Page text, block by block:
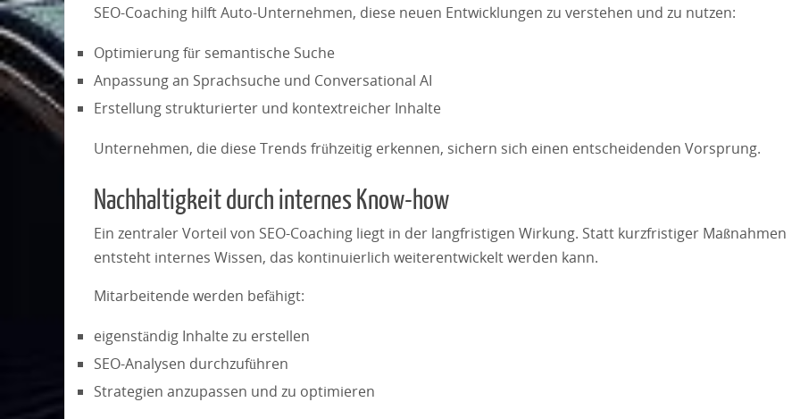
SEO-Coaching hilft Auto-Unternehmen, diese neuen Entwicklungen zu verstehen und zu nutzen:
Optimierung für semantische Suche
Anpassung an Sprachsuche und Conversational AI
Erstellung strukturierter und kontextreicher Inhalte
Unternehmen, die diese Trends frühzeitig erkennen, sichern sich einen entscheidenden Vorsprung.
Nachhaltigkeit durch internes Know-how
Ein zentraler Vorteil von SEO-Coaching liegt in der langfristigen Wirkung. Statt kurzfristiger Maßnahmen
entsteht internes Wissen, das kontinuierlich weiterentwickelt werden kann.
Mitarbeitende werden befähigt:
eigenständig Inhalte zu erstellen
SEO-Analysen durchzuführen
Strategien anzupassen und zu optimieren